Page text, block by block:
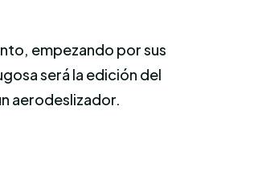
empezando por sus
será la edición del
aerodeslizador.